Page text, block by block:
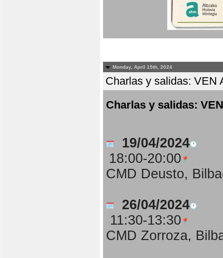
Monday, April 15th, 2024
Charlas y salidas: VEN
Charlas y salidas:
19/04/2024
18:00-20:00
CMD Deusto,
26/04/2024
11:30-13:30
CMD Zorroza,